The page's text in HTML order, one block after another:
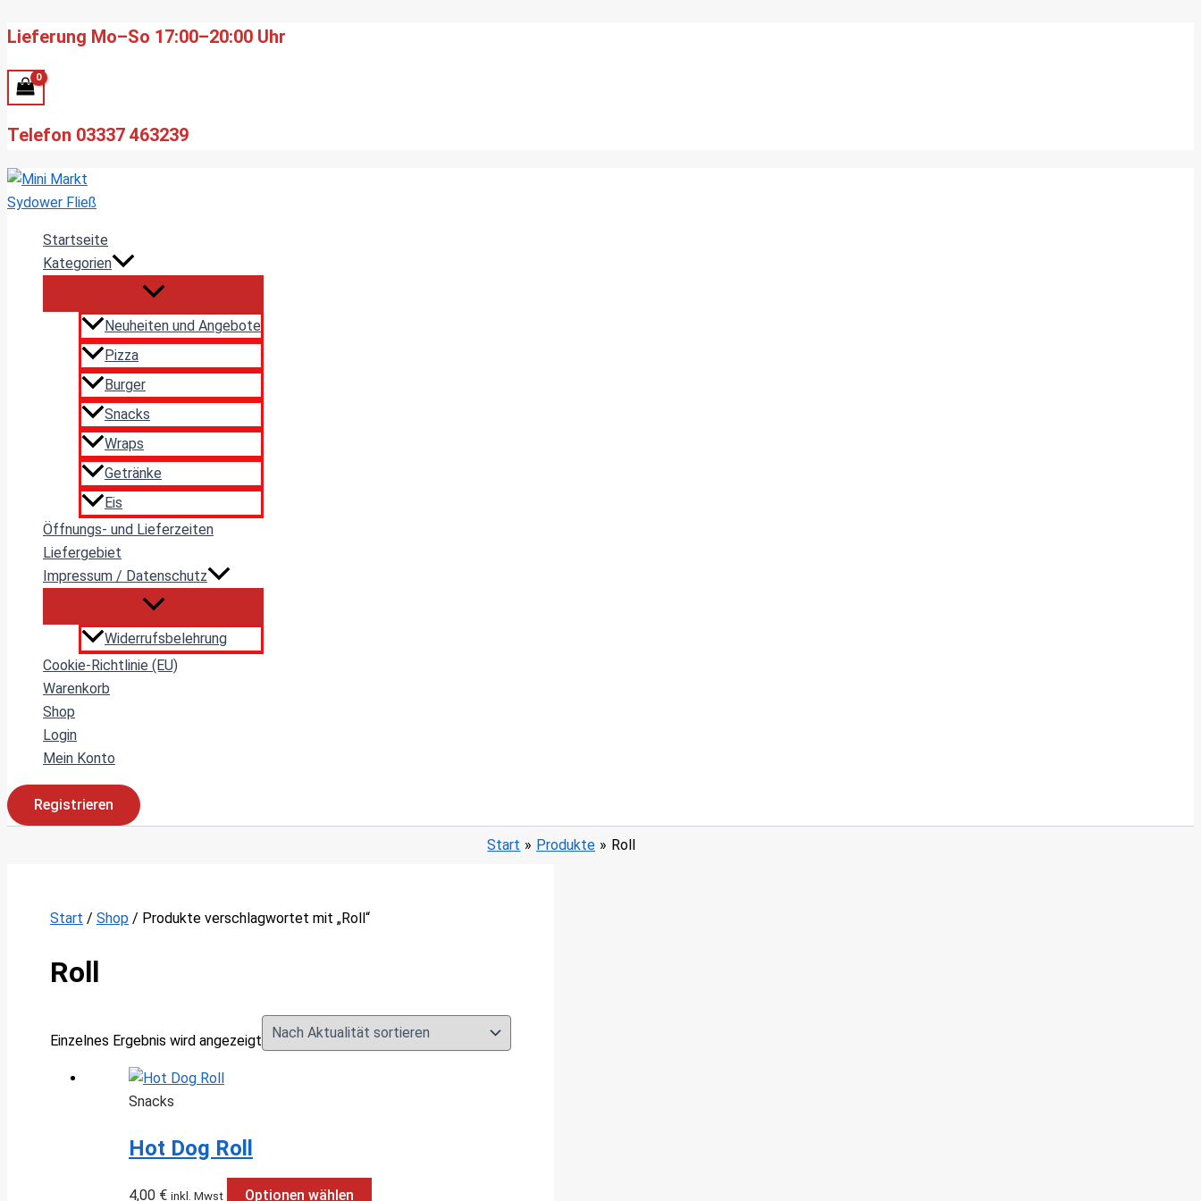
Inhalt
Lieferung Mo–So 17:00–20:00 Uhr
Telefon 03337 463239
Startseite
Kategorien
Neuheiten und Angebote
Pizza
Burger
Snacks
Wraps
Getränke
Eis
Öffnungs- und Lieferzeiten
Liefergebiet
Impressum / Datenschutz
Widerrufsbelehrung
Cookie-Richtlinie (EU)
Warenkorb
Shop
Login
Mein Konto
Registrieren
Start Produkte Roll
Start / Shop / Produkte verschlagwortet mit „Roll“
Roll
Einzelnes Ergebnis wird angezeigt
Snacks
Hot Dog Roll
4,00 € inkl. Mwst Optionen wählen